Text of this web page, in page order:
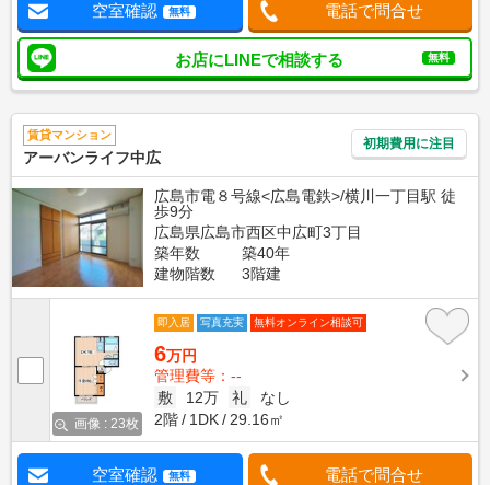
空室確認 無料 電話で問合せ
お店にLINEで相談する 無料
賃貸マンション
アーバンライフ中広
初期費用に注目
広島市電８号線<広島電鉄>/横川一丁目駅 徒
歩9分
広島県広島市西区中広町3丁目
築年数
築40年
建物階数
3階建
画像 : 23枚
即入居 写真充実 無料オンライン相談可
6万円
管理費等：--
敷
12万 礼
なし
2階
1DK 29.16㎡
空室確認 無料 電話で問合せ